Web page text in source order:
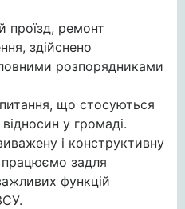
проїзд, ремонт
здійснено
розпорядниками
що стосуються
у громаді.
і конструктивну
задля
функцій